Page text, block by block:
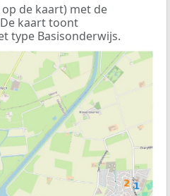
de kaart) met de
kaart toont
type Basisonderwijs.